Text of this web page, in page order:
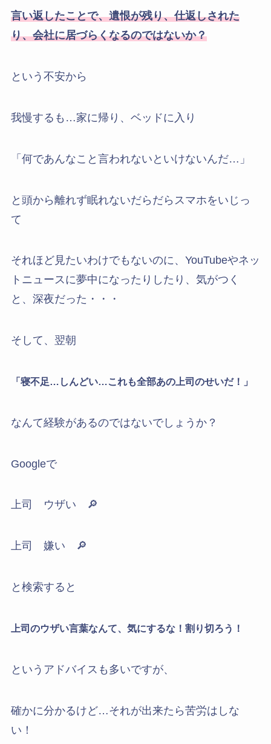
言い返したことで、遺恨が残り、仕返しされた
り、会社に居づらくなるのではないか？
という不安から
我慢するも…家に帰り、ベッドに入り
「何であんなこと言われないといけないんだ…」
と頭から離れず眠れないだらだらスマホをいじっ
て
それほど見たいわけでもないのに、YouTubeやネッ
トニュースに夢中になったりしたり、気がつく
と、深夜だった・・・
そして、翌朝
「寝不足…しんどい…これも全部あの上司のせいだ！」
なんて経験があるのではないでしょうか？
Googleで
上司 ウザい 🔎
上司 嫌い 🔎
と検索すると
上司のウザい言葉なんて、気にするな！割り切ろう！
というアドバイスも多いですが、
確かに分かるけど…それが出来たら苦労はしな
い！